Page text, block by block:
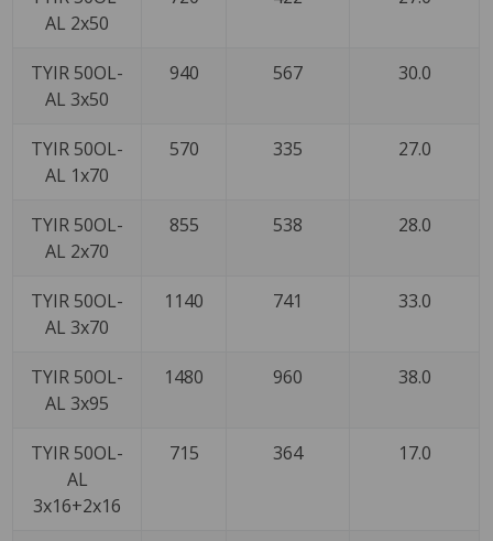
AL 2x50
TYIR 50OL-
AL 3x50
940 567 30.0
TYIR 50OL-
AL 1x70
570 335 27.0
TYIR 50OL-
AL 2x70
855 538 28.0
TYIR 50OL-
AL 3x70
1140 741 33.0
TYIR 50OL-
AL 3x95
1480 960 38.0
TYIR 50OL-
AL
3x16+2x16
715 364 17.0